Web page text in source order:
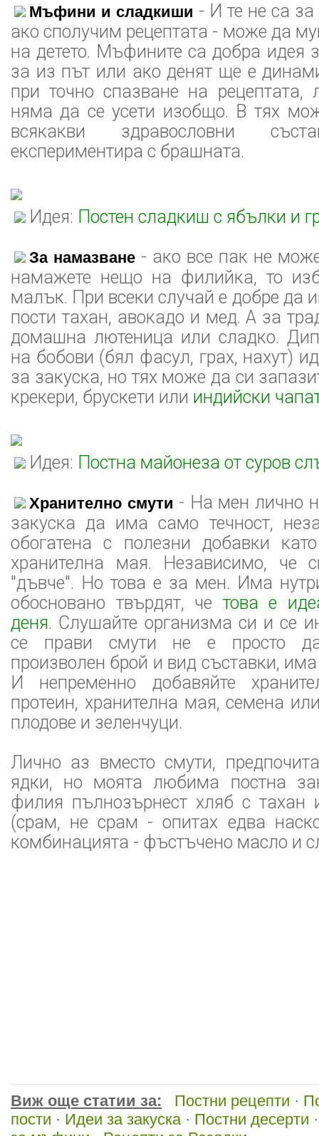
Мъфини и сладкиши - И те не са за
ако сполучим рецептата - може да
на детето. Мъфините са добра идея
за из път или ако денят ще е
при точно спазване на рецептата,
няма да се усети изобщо. В тях
всякакви здравословни
експериментира с брашната.
Идея: Постен сладкиш с ябълки и
За намазване - ако все пак не
намажете нещо на филийка, то
малък. При всеки случай е добре да
пости тахан, авокадо и мед. А за
домашна лютеница или сладко.
на бобови (бял фасул, грах, нахут)
за закуска, но тях може да си
крекери, брускети или индийски
Идея: Постна майонеза от суров
Хранително смути - На мен лично
закуска да има само течност,
обогатена с полезни добавки
хранителна мая. Независимо, че
"дъвче". Но това е за мен. Има
обосновано твърдят, че това е
деня. Слушайте организма си и се
се прави смути не е просто
произволен брой и вид съставки, има
И непременно добавяйте
протеин, хранителна мая, семена
плодове и зеленчуци.
Лично аз вместо смути,
ядки, но моята любима постна
филия пълнозърнест хляб с тахан
(срам, не срам - опитах едва
комбинацията - фъстъчено масло и
Виж още статии за: Постни рецепти ·
пости · Идеи за закуска· Постни десерти